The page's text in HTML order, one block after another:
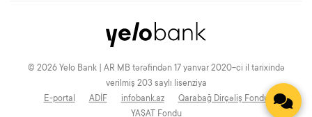
© 2026 Yelo Bank | AR MB tərəfindən 17 yanvar 2020-ci il tarixində
verilmiş 203 saylı lisenziya
E-portal
ADİF infobank.az
Qarabağ Dirçəliş Fondu
YAŞAT Fondu